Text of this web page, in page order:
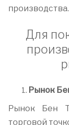
производства.
Для
Рынок
Рынок Бен
торговой